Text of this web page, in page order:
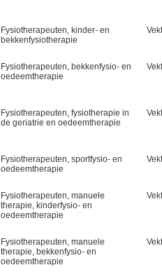
Fysiotherapeuten, kinder- en
bekkenfysiotherapie
Fysiotherapeuten, bekkenfysio- en
oedeemtherapie
Fysiotherapeuten, fysiotherapie in
de geriatrie en oedeemtherapie
Fysiotherapeuten, sportfysio- en
oedeemtherapie
Fysiotherapeuten, manuele
therapie, kinderfysio- en
oedeemtherapie
Fysiotherapeuten, manuele
therapie, bekkenfysio- en
oedeemtherapie